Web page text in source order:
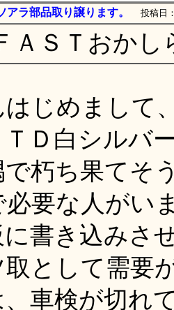
アラ部品取り譲ります。 投稿日
ＳＴおかし
はじめまして
ＴＤ白シルバ
で朽ち果てそ
必要な人がい
書き込みさ
として需要
車検が切れ